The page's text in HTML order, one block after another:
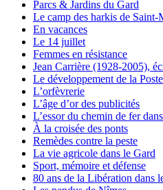
Parcs & Jardins du Gard
Le camp des harkis de
En vacances
Le 14 juillet
Femmes en résistance
Jean Carrière (1928-2005),
Le développement de la Poste
L’orfèvrerie
L’âge d’or des publicités
L’essor du chemin de fer
À la croisée des ponts
Remèdes contre la peste
La vie agricole dans le Gard
Sport, mémoire et défense
80 ans de la Libération dans